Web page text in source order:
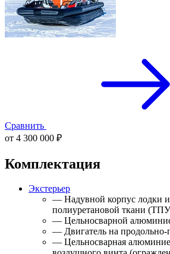
Сравнить
от 4 300 000 ₽
Комплектация
Экстерьер
— Надувной корпус лодки
полиуретановой ткани
— Цельносварной
— Двигатель на продольно-
— Цельносварная